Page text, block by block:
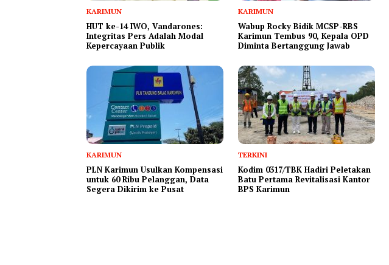
KARIMUN
HUT ke-14 IWO, Vandarones:
Integritas Pers Adalah Modal
Kepercayaan Publik
KARIMUN
Wabup Rocky Bidik MCSP-RBS
Karimun Tembus 90, Kepala OPD
Diminta Bertanggung Jawab
KARIMUN
PLN Karimun Usulkan Kompensasi
untuk 60 Ribu Pelanggan, Data
Segera Dikirim ke Pusat
TERKINI
Kodim 0317/TBK Hadiri Peletakan
Batu Pertama Revitalisasi Kantor
BPS Karimun